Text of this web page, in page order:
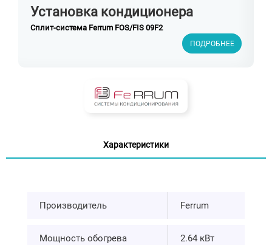
Установка кондиционера
Сплит-система Ferrum FOS/FIS 09F2
ПОДРОБНЕЕ
Характеристики
Производитель Ferrum
Мощность обогрева 2.64 кВт